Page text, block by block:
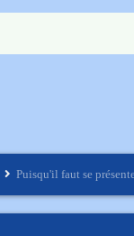
Puisqu'il faut se